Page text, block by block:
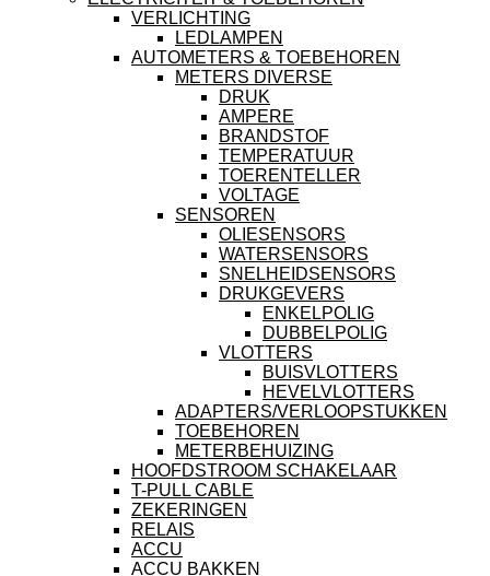
VERLICHTING
LEDLAMPEN
AUTOMETERS & TOEBEHOREN
METERS DIVERSE
DRUK
AMPERE
BRANDSTOF
TEMPERATUUR
TOERENTELLER
VOLTAGE
SENSOREN
OLIESENSORS
WATERSENSORS
SNELHEIDSENSORS
DRUKGEVERS
ENKELPOLIG
DUBBELPOLIG
VLOTTERS
BUISVLOTTERS
HEVELVLOTTERS
ADAPTERS/VERLOOPSTUKKEN
TOEBEHOREN
METERBEHUIZING
HOOFDSTROOM SCHAKELAAR
T-PULL CABLE
ZEKERINGEN
RELAIS
ACCU
ACCU BAKKEN